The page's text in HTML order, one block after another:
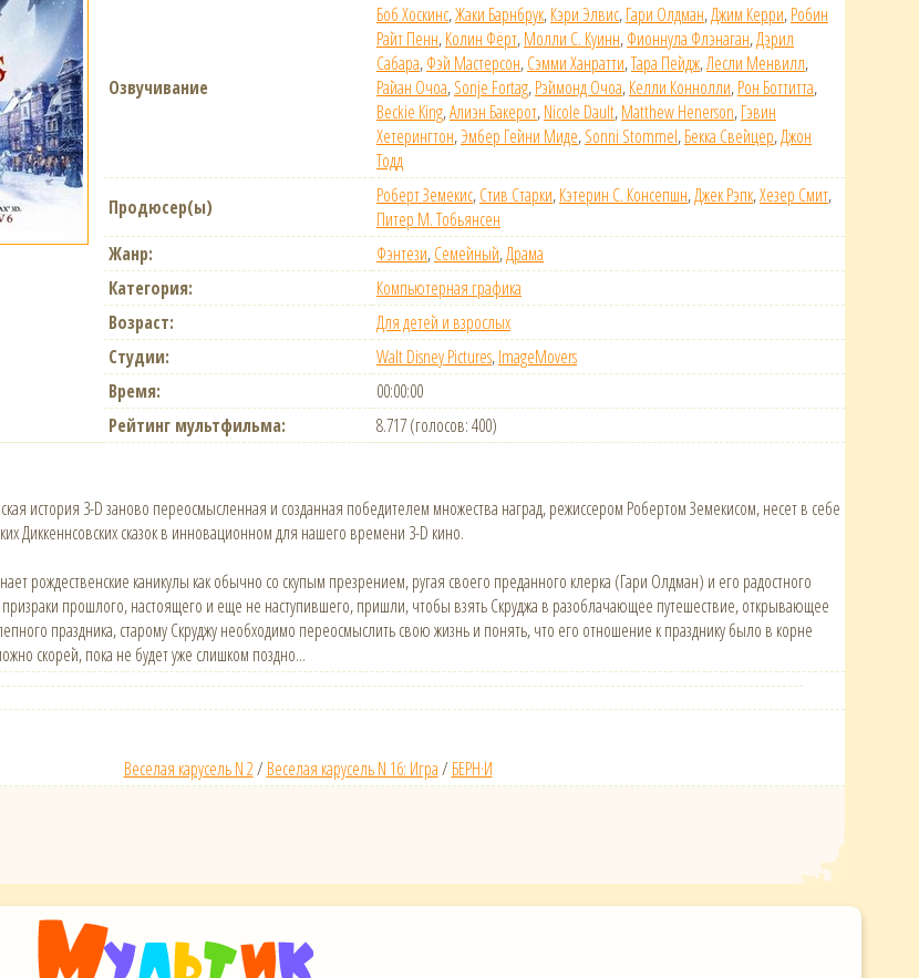
Озвучивание
Боб Хоскинс,Жаки Барнбрук,Кэри Элвис,Гари Олдман,Джим Керри,Робин
Райт Пенн,Колин Фёрт,Молли С. Куинн,Фионнула Флэнаган,Дэрил
Сабара,Фэй Мастерсон,Сэмми Ханратти,Тара Пейдж,Лесли Менвилл,
Райан Очоа,Sonje Fortag,Рэймонд Очоа,Келли Коннолли,Рон Боттитта,
Beckie King,Алиэн Бакерот,Nicole Dault,Matthew Henerson,Гэвин
Хетерингтон,Эмбер Гейни Миде,Sonni Stommel,Бекка Свейцер,Джон
Тодд
Продюсер(ы)
Роберт Земекис,Стив Старки,Кэтерин С. Консепшн,Джек Рэпк,Хезер Смит,
Питер М. Тобьянсен
Жанр:
Фэнтези,Семейный,Драма
Категория:
Компьютерная графика
Возраст:
Для детей и взрослых
Студии:
Walt Disney Pictures,ImageMovers
Время:
00:00:00
Рейтинг мультфильма:
8.717 (голосов: 400)
история 3-D заново переосмысленная и созданная победителем множества наград, режиссером Робертом Земекисом, несет в себе
Диккеннсовских сказок в инновационном для нашего времени 3-D кино.
рождественские каникулы как обычно со скупым презрением, ругая своего преданного клерка (Гари Олдман) и его радостного
прошлого, настоящего и еще не наступившего, пришли, чтобы взять Скруджа в разоблачающее путешествие, открывающее
праздника, старому Скруджу необходимо переосмыслить свою жизнь и понять, что его отношение к празднику было в корне
скорей, пока не будет уже слишком поздно...
Веселая карусель N 2/ Веселая карусель N 16: Игра/ БЕРН·И